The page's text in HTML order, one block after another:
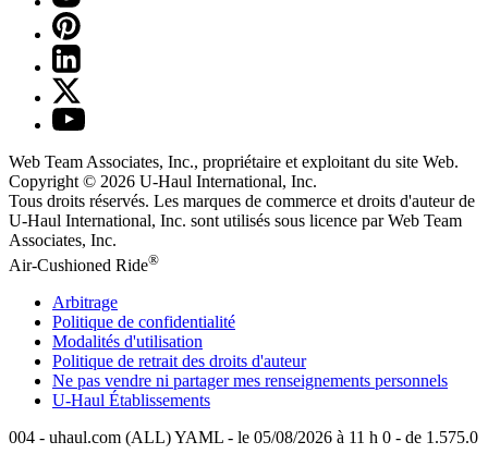
Web Team Associates, Inc., propriétaire et exploitant du site Web.
Copyright © 2026 U-Haul International, Inc.
Tous droits réservés. Les marques de commerce et droits d'auteur de
U-Haul International, Inc. sont utilisés sous licence par Web Team
Associates, Inc.
Air-Cushioned Ride®
Arbitrage
Politique de confidentialité
Modalités d'utilisation
Politique de retrait des droits d'auteur
Ne pas vendre ni partager mes renseignements personnels
U-Haul Établissements
004 - uhaul.com (ALL) YAML - le 05/08/2026 à 11 h 0 - de 1.575.0